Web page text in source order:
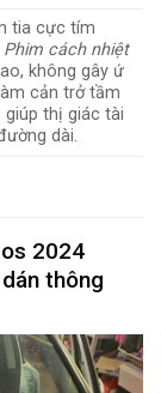
tia cực tím
Phim cách nhiệt
không gây ứ
cản trở tầm
giúp thị giác tài
dài.
2024
thông